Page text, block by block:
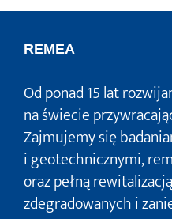
REMEA
Od ponad 15 lat
na świecie
Zajmujemy się
i geotechnicznymi,
oraz pełną
zdegradowanych i